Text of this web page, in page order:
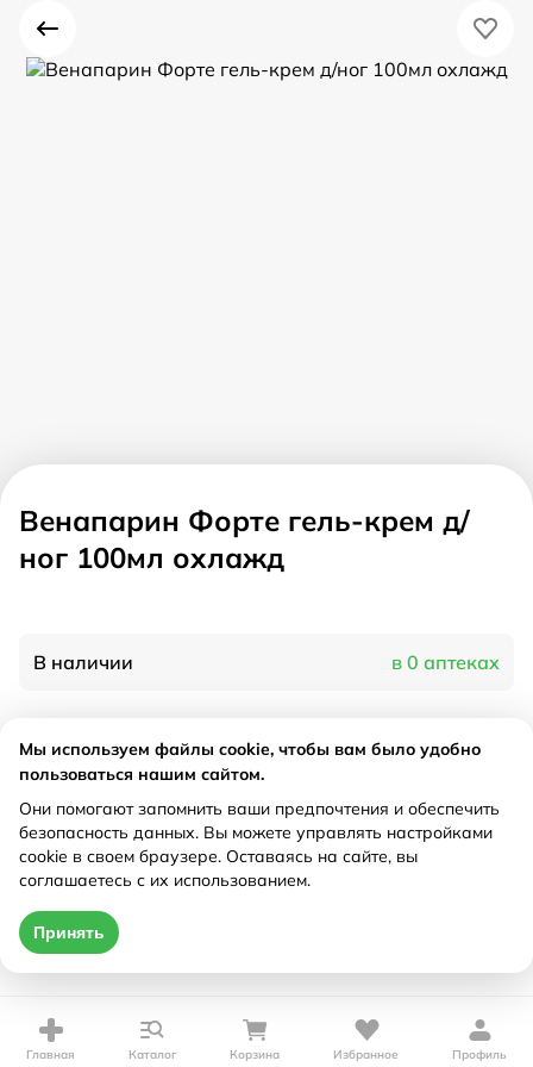
Венапарин Форте гель-крем д/
ног 100мл охлажд
В наличии в 0 аптеках
Характеристики
Рецепт
Не требуется
Главная Каталог Корзина Избранное Профиль
Мы используем файлы cookie, чтобы вам было удобно
пользоваться нашим сайтом.
Они помогают запомнить ваши предпочтения и обеспечить
безопасность данных. Вы можете управлять настройками
cookie в своем браузере. Оставаясь на сайте, вы
соглашаетесь с их использованием.
Принять